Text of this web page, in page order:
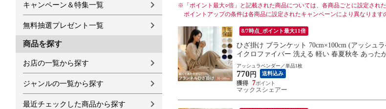
キャンペーン＆特集一覧
無料抽選プレゼント一覧
商品を探す
お店の一覧から探す
ジャンルの一覧から探す
最近チェックした商品から探す
※ 「ポイント最大○倍」と記載された商品については、各商品ごとに設定さ
ポイントアップの条件は各商品に設定されたキャンペーンにより異なります
8/7時点_ポイント最大11倍
ひざ掛け ブランケット 70cm×100cm (アッシュ
イクロファイバー 洗える 軽い 春夏秋冬 あっ
アッシュラベンダー／単品1枚
770 円 送料込み
7
マックスシェアー